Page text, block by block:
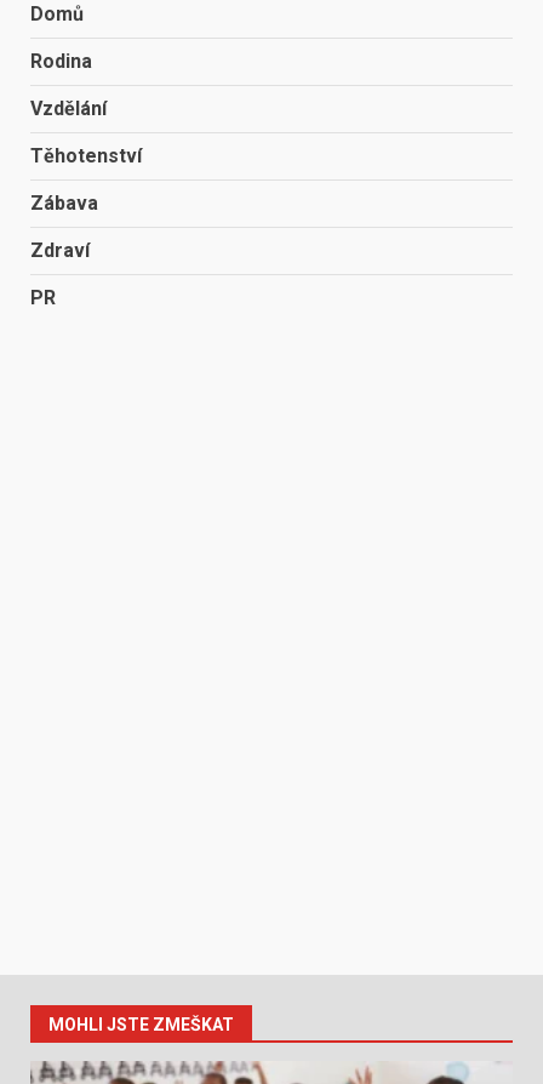
Domů
Rodina
Vzdělání
Těhotenství
Zábava
Zdraví
PR
MOHLI JSTE ZMEŠKAT